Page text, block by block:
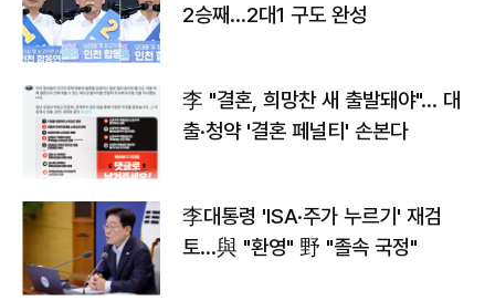
2승째…2대1 구도 완성
李 "결혼, 희망찬 새 출발돼야"… 대
출·청약 '결혼 페널티' 손본다
李대통령 'ISA·주가 누르기' 재검
토…與 "환영" 野 "졸속 국정"